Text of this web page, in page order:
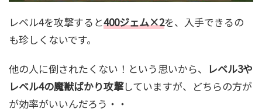
レベル4を攻撃すると400ジェム×2を、入手できるの
も珍しくないです。
他の人に倒されたくない！という思いから、 レベル3や
レベル4の魔獣ばかり攻撃していますが、どちらの方が
が効率がいいんだろう・・